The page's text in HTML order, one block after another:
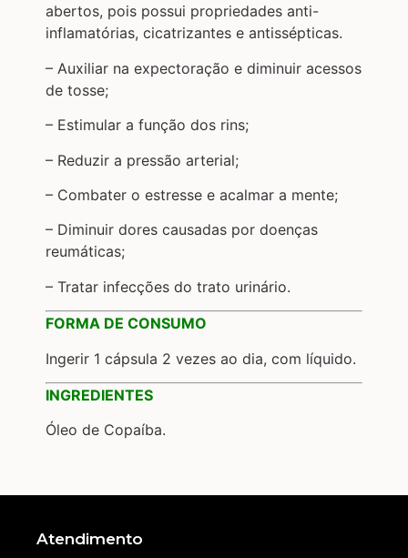
abertos, pois possui propriedades anti-
inflamatórias, cicatrizantes e antissépticas.
– Auxiliar na expectoração e diminuir acessos
de tosse;
– Estimular a função dos rins;
– Reduzir a pressão arterial;
– Combater o estresse e acalmar a mente;
– Diminuir dores causadas por doenças
reumáticas;
– Tratar infecções do trato urinário.
FORMA DE CONSUMO
Ingerir 1 cápsula 2 vezes ao dia, com líquido.
INGREDIENTES
Óleo de Copaíba.
Atendimento